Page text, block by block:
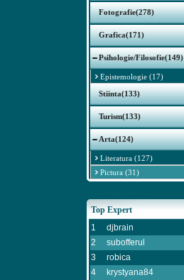
Fotografie(278)
Grafica(171)
Psihologie/Filosofie(149)
Epistemologie (17)
Stiinta(133)
Turism(133)
Arta(124)
Literatura (127)
Pictura (31)
Top Expert
1
djbrain
2
subofferul
3
robica
4
krystyana84